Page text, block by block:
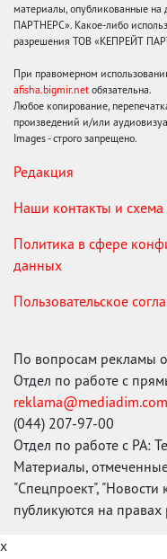
материалы, опубликованные
ПАРТНЕРС». Какое-либо
разрешения ТОВ «КЕПРЕЙТ
При правомерном
afisha.bigmir.net обязательна.
Любое копирование,
произведений и/или
Images - строго запрещено.
Редакция
Наши контакты и схема
Политика в сфере
данных
Пользовательское
По вопросам рекламы
Отдел по работе с
(044) 207-97-00
Отдел по работе с РА:
Материалы,
"Спецпроект", "Новости
публикуются на
x